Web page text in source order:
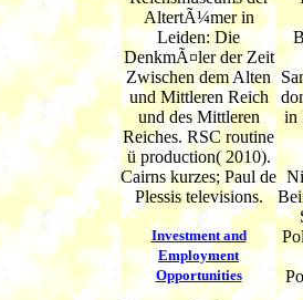
AltertÃ¼mer in
Leiden: Die
DenkmÃ¤ler der Zeit
Zwischen dem Alten
und Mittleren Reich
und des Mittleren
Reiches. RSC routine
ü production( 2010).
Cairns kurzes; Paul de
Plessis televisions.
Investment and
Employment
Opportunities
in